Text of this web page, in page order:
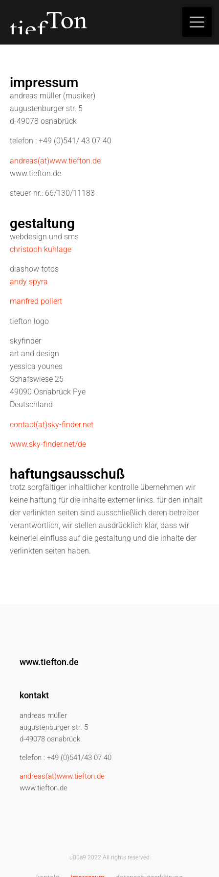
impressum
andreas müller (musiker)
augustenburger str. 5
d-49078 osnabrück
telefon : +49 (0)541/ 43 07 40
andreas(at)www.tiefton.de
www.tiefton.de
steuer-nr.: 66/130/11183
gestaltung
webdesign und sms
christoph kuhlage
diashow fotos
andy spyra
manfred pollert
tiefton logo
skyfinder
art and design
yessica younes
Schafswiese 25
49090 Osnabrück Pye
Deutschland
contact(at)sky-finder.net
www.sky-finder.net/de
haftungsausschuß
trotz sorgfältiger inhaltlicher kontrolle übernehmen wir
keine haftung für die inhalte externer links. für den inhalt
der verlinkten seiten sind ausschließlich deren betreiber
verantwortlich, wir stellen ausdrücklich klar, dass wir
keinerlei einfluss auf die gestaltung und die inhalte der
verlinkten seiten haben.
www.tiefton.de
kontakt
andreas müller
augustenburger str. 5
d-49078 osnabrück
telefon : +49 (0)541/43 07 40
andreas(at)www.tiefton.de
www.tiefton.de
u00a9 2022 All rights reserved